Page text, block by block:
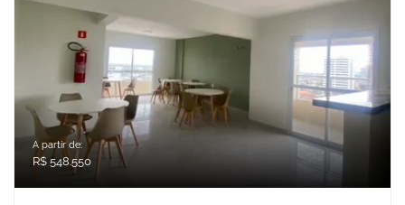
A partir de:
R$ 548.550